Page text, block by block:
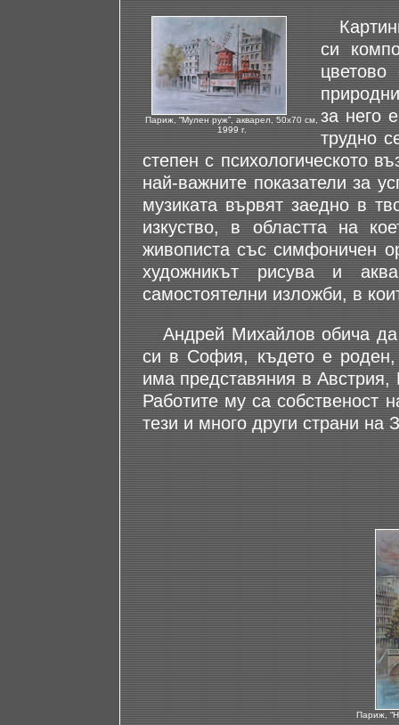
Париж, “Мулен руж”, акварел, 50х70 см,
1999 г.
си
за него
трудно
степен с психологическото
най-важните показатели за
музиката вървят заедно в
изкуство, в областта на
живописта със симфоничен
художникът рисува и
самостоятелни изложби, в
Андрей Михайлов обича да
си в София, където е
има представяния в
Работите му са собственост
тези и много други страни на
Париж,